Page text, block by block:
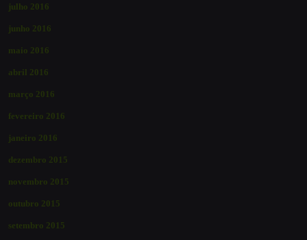
julho 2016
junho 2016
maio 2016
abril 2016
março 2016
fevereiro 2016
janeiro 2016
dezembro 2015
novembro 2015
outubro 2015
setembro 2015